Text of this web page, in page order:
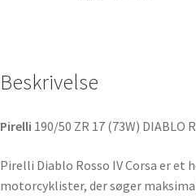
(bagdæk)
Beskrivelse
Pirelli 190/50 ZR 17 (73W) DIABLO
Pirelli Diablo Rosso IV Corsa er
motorcyklister, der søger